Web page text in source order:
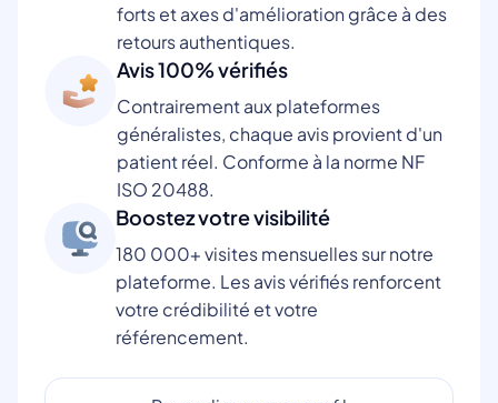
forts et axes d'amélioration grâce à des
retours authentiques.
Avis 100% vérifiés
Contrairement aux plateformes
généralistes, chaque avis provient d'un
patient réel. Conforme à la norme NF
ISO 20488.
Boostez votre visibilité
180 000+ visites mensuelles sur notre
plateforme. Les avis vérifiés renforcent
votre crédibilité et votre
référencement.